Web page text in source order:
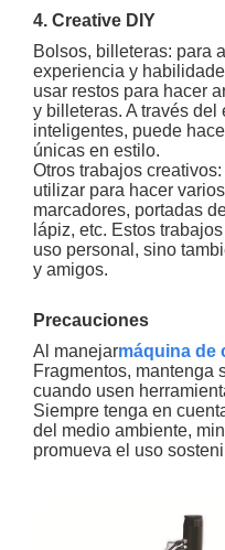
4. Creative DIY
Bolsos, billeteras: para
experiencia y
usar restos para hacer
y billeteras. A través
inteligentes, puede
únicas en estilo.
Otros trabajos
utilizar para hacer
marcadores, portadas
lápiz, etc. Estos
uso personal, sino
y amigos.
Precauciones
Al manejarmáquina de
Fragmentos, mantenga
cuando usen
Siempre tenga en
del medio ambiente,
promueva el uso